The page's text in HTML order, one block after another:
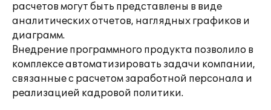
расчетов могут быть представлены в виде
аналитических отчетов, наглядных графиков и
диаграмм.
Внедрение программного продукта позволило в
комплексе автоматизировать задачи компании,
связанные с расчетом заработной персонала и
реализацией кадровой политики.